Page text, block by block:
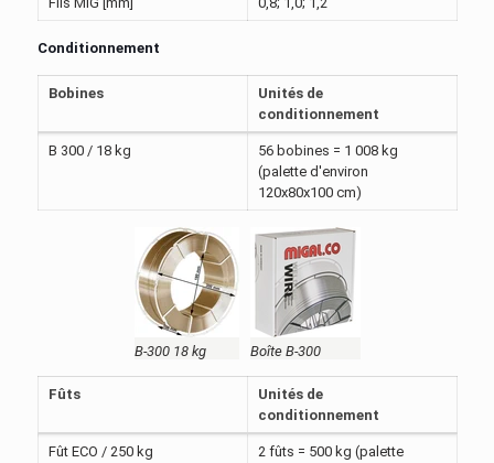
Conditionnement
Bobines
Unités de
conditionnement
B 300 / 18 kg
56 bobines = 1 008 kg
(palette d'environ
120x80x100 cm)
B-300 18 kg Boîte B-300
Fûts
Unités de
conditionnement
Fût ECO / 250 kg
2 fûts = 500 kg (palette